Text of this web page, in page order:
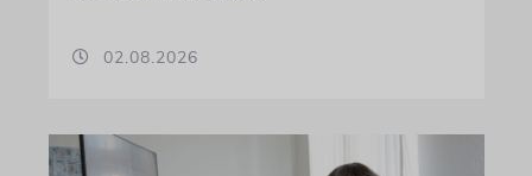
02.08.2026